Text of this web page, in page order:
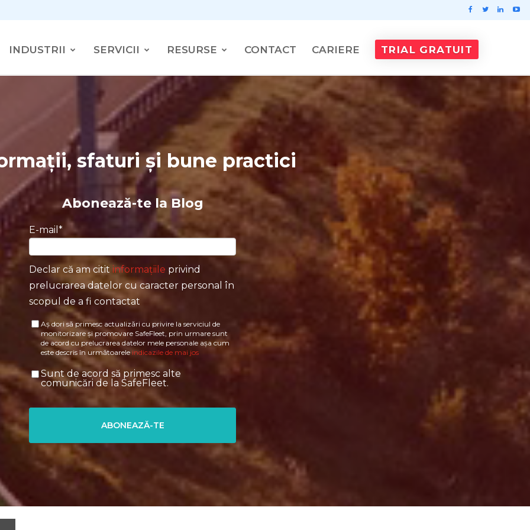
INDUSTRII SERVICII RESURSE CONTACT CARIERE TRIAL GRATUIT
sfaturi și bune practici
Abonează-te la Blog
E-mail *
Declar că am citit informațiile privind
prelucrarea datelor cu caracter personal în
scopul de a fi contactat
Aș dori să primesc actualizări cu privire la serviciul de
monitorizare și promovare SafeFleet, prin urmare sunt
de acord cu prelucrarea datelor mele personale așa cum
este descris în următoarele indicazile de mai jos
Sunt de acord să primesc alte
comunicări de la SafeFleet.